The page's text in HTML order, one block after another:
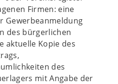
Firmen: eine
Gewerbeanmeldung
des bürgerlichen
aktuelle Kopie des
des
mit Angabe der